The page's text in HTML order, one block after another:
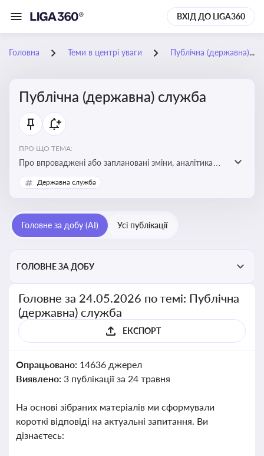
ВХІД ДО LIGA360
Головна Теми в центрі уваги Публічна (державна) служба
Публічна (державна) служба
ПРО ЩО ТЕМА:
Про впроваджені або заплановані зміни, аналітика
судової практики щодо держслужби, оцінка ризиків
для посадовців, вплив новацій на організаційну
дотримання етичних стандартів
Державна служба
Головне за добу (AI) Усі публікації
ГОЛОВНЕ ЗА ДОБУ
Головне за 24.05.2026 по темі: Публічна
(державна) служба
ЕКСПОРТ
Опрацьовано: 14636 джерел
Виявлено: 3 публікації за 24 травня
На основі зібраних матеріалів ми сформували
короткі відповіді на актуальні запитання. Ви
дізнаєтесь: